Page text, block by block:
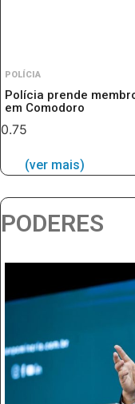
POLÍCIA
Polícia prende
em Comodoro
(ver mais)
PODERES